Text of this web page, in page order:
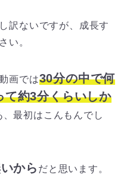
訳ないですが、成長す
い。
画では30分の中で何
て約3分くらいしか
最初はこんもんでし
から だと思います。